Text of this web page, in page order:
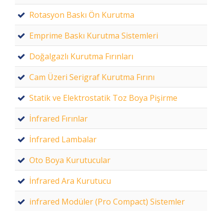
Rotasyon Baskı Ön Kurutma
Emprime Baskı Kurutma Sistemleri
Doğalgazlı Kurutma Fırınları
Cam Üzeri Serigraf Kurutma Fırını
Statik ve Elektrostatik Toz Boya Pişirme
İnfrared Fırınlar
İnfrared Lambalar
Oto Boya Kurutucular
İnfrared Ara Kurutucu
infrared Modüler (Pro Compact) Sistemler